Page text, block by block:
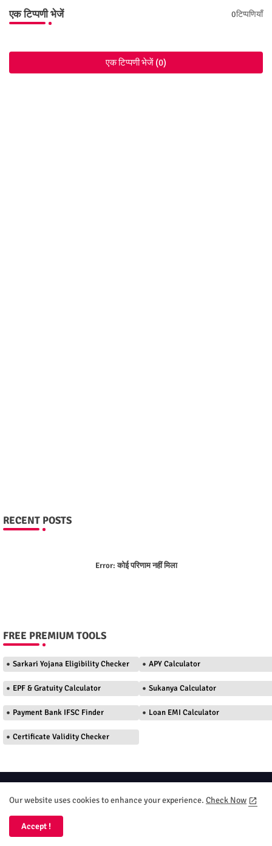
एक टिप्पणी भेजें 0टिप्पणियाँ
एक टिप्पणी भेजें (0)
RECENT POSTS
Error:कोई परिणाम नहीं मिला
FREE PREMIUM TOOLS
Sarkari Yojana Eligibility Checker APY Calculator
EPF & Gratuity Calculator Sukanya Calculator
Payment Bank IFSC Finder Loan EMI Calculator
Certificate Validity Checker
All Right Reserved Your DT Seva 2026 Copyright ©
Terms and Conditions
DMC
Our website uses cookies to enhance your experience. Check Now
Accept !